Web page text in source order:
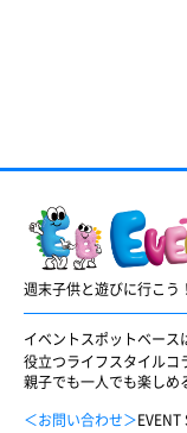
週末子供と遊びに行こう
イベントスポットベー
役立つライフスタイルコ
親子でも一人でも楽しめ
＜お問い合わせ＞